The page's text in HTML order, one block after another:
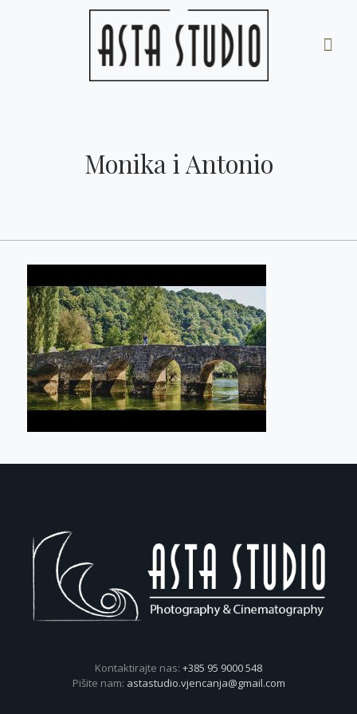
Monika i Antonio
Kontaktirajte nas: +385 95 9000 548
Pišite nam: astastudio.vjencanja@gmail.com